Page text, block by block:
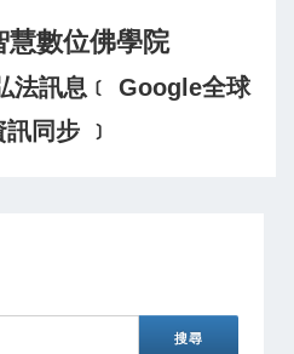
慧數位佛學院
法訊息﹝ Google全球
同步 ﹞